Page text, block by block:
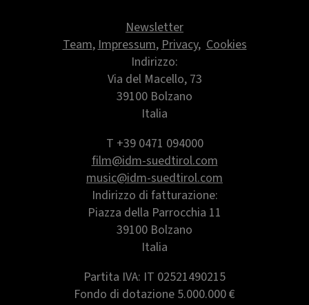
Newsletter
Team,Impressum,Privacy,Cookies
Indirizzo:
Via del Macello, 73
39100 Bolzano
Italia
T +39 0471 094000
film@idm-suedtirol.com
music@idm-suedtirol.com
Indirizzo di fatturazione:
Piazza della Parrocchia 11
39100 Bolzano
Italia
Partita IVA: IT 02521490215
Fondo di dotazione 5.000.000 €